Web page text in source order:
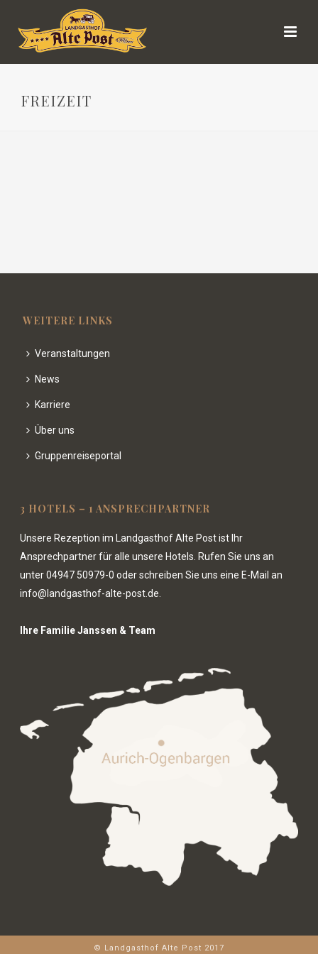
FREIZEIT
WEITERE LINKS
Veranstaltungen
News
Karriere
Über uns
Gruppenreiseportal
3 HOTELS – 1 ANSPRECHPARTNER
Unsere Rezeption im Landgasthof Alte Post ist Ihr
Ansprechpartner für alle unsere Hotels. Rufen Sie uns an
unter04947 50979-0 oder schreiben Sie uns eine E-Mail an
info@landgasthof-alte-post.de.
Ihre Familie Janssen & Team
© Landgasthof Alte Post 2017